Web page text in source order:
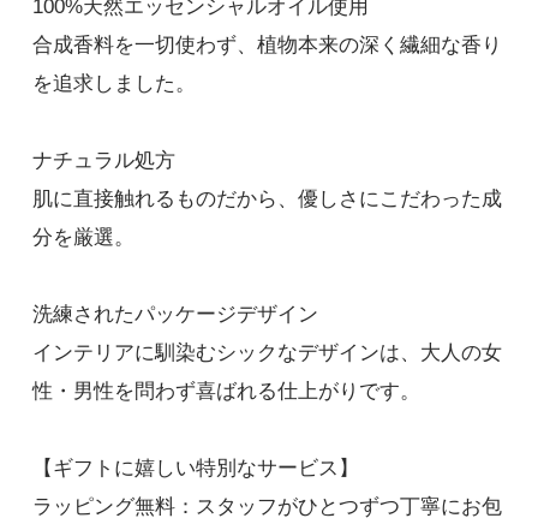
100%天然エッセンシャルオイル使用
合成香料を一切使わず、植物本来の深く繊細な香り
を追求しました。
ナチュラル処方
肌に直接触れるものだから、優しさにこだわった成
分を厳選。
洗練されたパッケージデザイン
インテリアに馴染むシックなデザインは、大人の女
性・男性を問わず喜ばれる仕上がりです。
【ギフトに嬉しい特別なサービス】
ラッピング無料：スタッフがひとつずつ丁寧にお包
希望する
ウェイク（H）ｘリフレッシュ（S）
希望する
ウェイク（H）ｘニュートラル（S）
希望する
フォーカス（H）ｘウェイク（S）
4,400円(税込)
希望する